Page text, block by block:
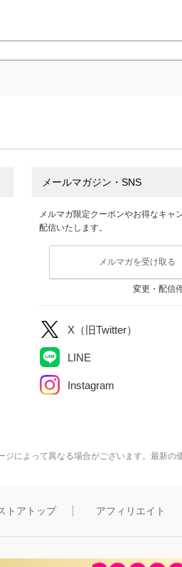
メールマガジン・SNS
メルマガ限定クーポンやお得なキャ
配信いたします。
メルマガを受け取る
変更・配信
X（旧Twitter）
LINE
Instagram
によって異なる場合がございます。最新の
トアトップ アフィリエイト